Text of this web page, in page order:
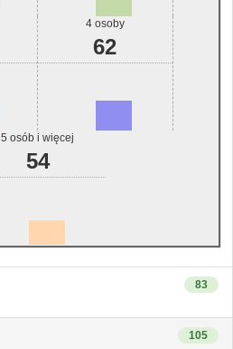
4 osoby
62
5 osób i więcej
54
83
105